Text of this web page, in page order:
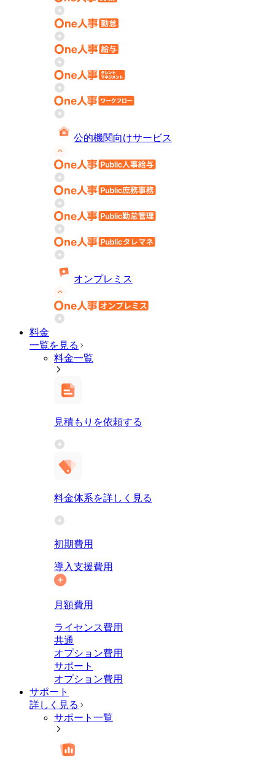
公的機関向けサービス
オンプレミス
料金
一覧を見る
料金一覧
見積もりを依頼する
料金体系を詳しく見る
初期費用
導入支援費用
月額費用
ライセンス費用
共通
オプション費用
サポート
オプション費用
サポート
詳しく見る
サポート一覧